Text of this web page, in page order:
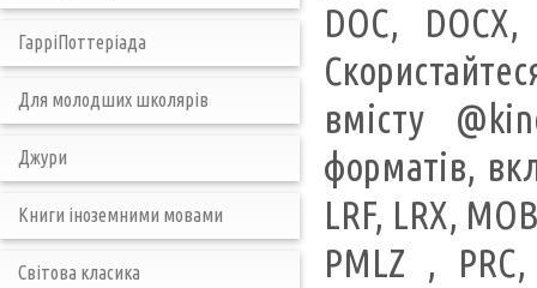
DOC,
вмісту
форматів,
LRF, LRX,
PMLZ ,
ГарріПоттеріада
Для молодших школярів
Джури
Книги іноземними мовами
Світова класика